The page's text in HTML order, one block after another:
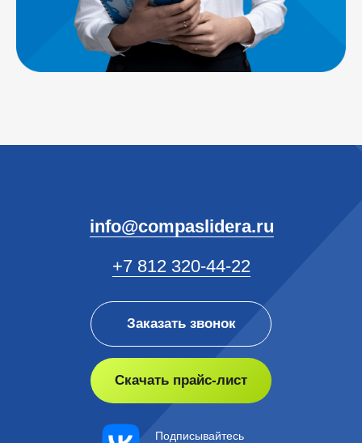
Политика обработки ПДн
Линия консультации
hotline@compaslidera.ru